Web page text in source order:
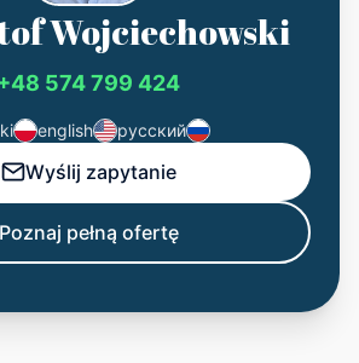
Wojciechowski
574 799 424
english русский
Wyślij zapytanie
Poznaj pełną ofertę